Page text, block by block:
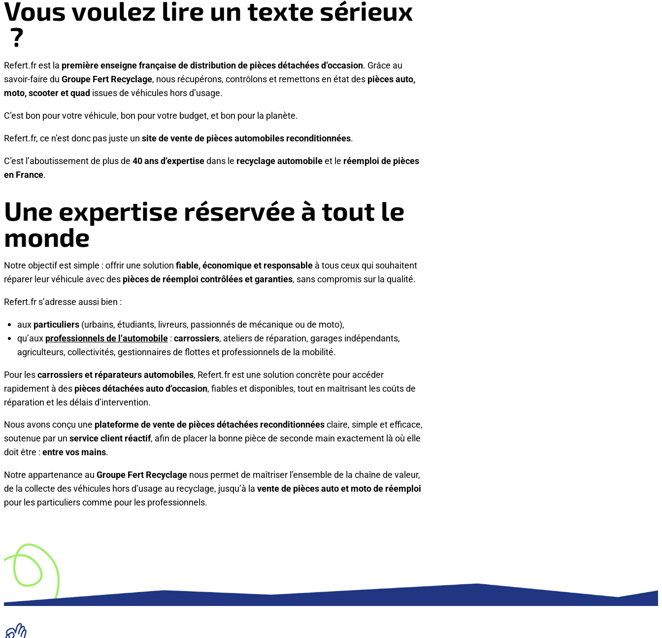
Vous voulez lire un texte sérieux
?
Refert.fr est la première enseigne française de distribution de pièces détachées d’occasion. Grâce au
savoir-faire du Groupe Fert Recyclage, nous récupérons, contrôlons et remettons en état des pièces auto,
moto, scooter et quad issues de véhicules hors d’usage.
C’est bon pour votre véhicule, bon pour votre budget, et bon pour la planète.
Refert.fr, ce n’est donc pas juste un site de vente de pièces automobiles reconditionnées.
C’est l’aboutissement de plus de 40 ans d’expertisedans le recyclage automobileet le réemploi de pièces
en France.
Une expertise réservée à tout le
monde
Notre objectif est simple : offrir une solution fiable, économique et responsable à tous ceux qui souhaitent
réparer leur véhicule avec des pièces de réemploi contrôlées et garanties, sans compromis sur la qualité.
Refert.fr s’adresse aussi bien :
aux particuliers(urbains, étudiants, livreurs, passionnés de mécanique ou de moto),
qu’aux professionnels de l’automobile: carrossiers, ateliers de réparation, garages indépendants,
agriculteurs, collectivités, gestionnaires de flottes et professionnels de la mobilité.
Pour lescarrossiers et réparateurs automobiles, Refert.fr est une solution concrète pour accéder
rapidement à des pièces détachées auto d’occasion, fiables et disponibles, tout en maîtrisant les coûts de
réparation et les délais d’intervention.
Nous avons conçu une plateforme de vente de pièces détachées reconditionnéesclaire, simple et efficace,
soutenue par un service client réactif, afin de placer la bonne pièce de seconde main exactement là où elle
doit être : entre vos mains.
Notre appartenance au Groupe Fert Recyclage nous permet de maîtriser l’ensemble de la chaîne de valeur,
de la collecte des véhicules hors d’usage au recyclage, jusqu’à la vente de pièces auto et moto de réemploi
pour les particuliers comme pour les professionnels.